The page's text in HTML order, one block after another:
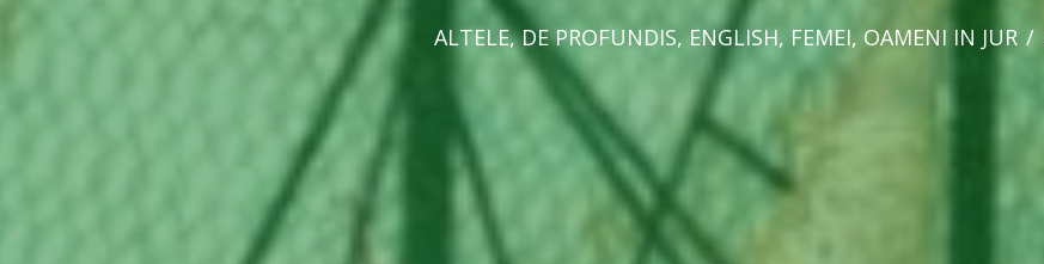
ALTELE,DE PROFUNDIS, ENGLISH, FEMEI, OAMENI IN JUR